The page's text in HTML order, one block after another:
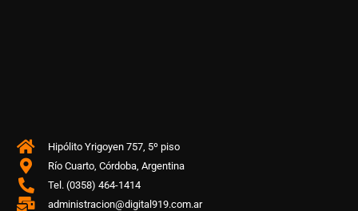
Hipólito Yrigoyen 757, 5º piso
Río Cuarto, Córdoba, Argentina
Tel. (0358) 464-1414
administracion@digital919.com.ar